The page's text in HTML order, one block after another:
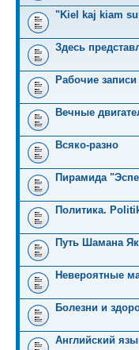
"Kiel kaj kiam
Здесь
Рабочие
Вечные
Всяко-разно
Пирамида
Политика.
Путь Шамана
Невероятные
Болезни и
Английский